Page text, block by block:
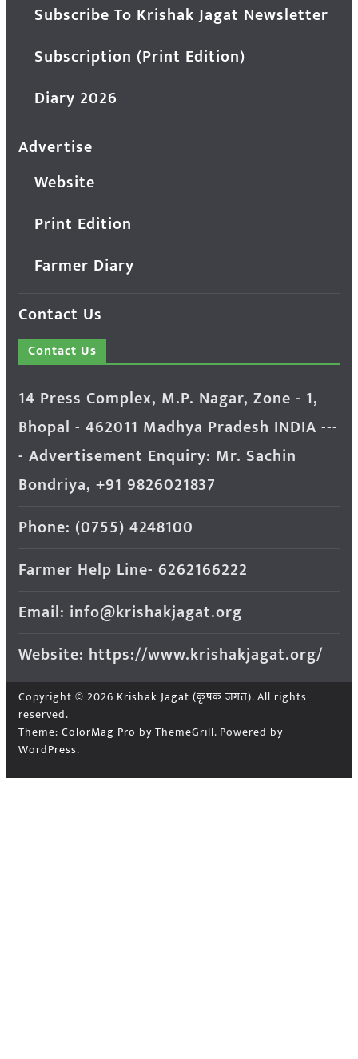
Subscribe To Krishak Jagat Newsletter
Subscription (Print Edition)
Diary 2026
Advertise
Website
Print Edition
Farmer Diary
Contact Us
Contact Us
14 Press Complex, M.P. Nagar, Zone - 1,
Bhopal - 462011 Madhya Pradesh INDIA ---
- Advertisement Enquiry: Mr. Sachin
Bondriya, +91 9826021837
Phone: (0755) 4248100
Farmer Help Line- 6262166222
Email: info@krishakjagat.org
Website: https://www.krishakjagat.org/
Copyright © 2026 Krishak Jagat (कृषक जगत). All rights
reserved.
Theme: ColorMag Pro by ThemeGrill. Powered by
WordPress.